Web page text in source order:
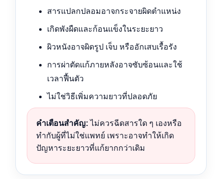
สารแปลกปลอมอาจกระจายผิดตำแหน่ง
เกิดพังผืดและก้อนแข็งในระยะยาว
ผิวหนังอาจผิดรูป เจ็บ หรืออักเสบเรื้อรัง
การผ่าตัดแก้ภายหลังอาจซับซ้อนและใช้
เวลาฟื้นตัว
ไม่ใช่วิธีเพิ่มความยาวที่ปลอดภัย
คำเตือนสำคัญ: ไม่ควรฉีดสารใด ๆ เองหรือ
ทำกับผู้ที่ไม่ใช่แพทย์ เพราะอาจทำให้เกิด
ปัญหาระยะยาวที่แก้ยากกว่าเดิม